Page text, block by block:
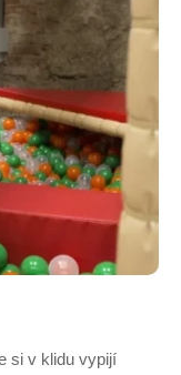
si v klidu vypijí